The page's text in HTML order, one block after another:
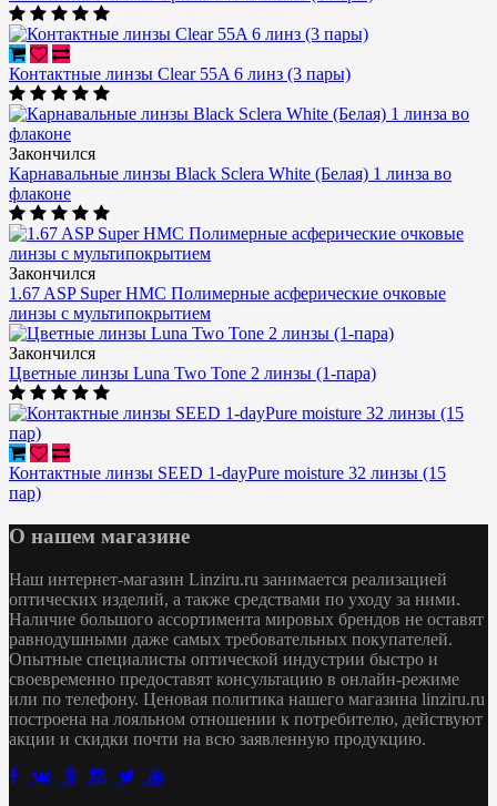
Контактные линзы Clear 55A 6 линз (3 пары)
Закончился
Карнавальные линзы Black Sclera White (Белая) 1 линза во
флаконе
Закончился
1.67 ASP Super HMC Полимерные асферические очковые
линзы с мультипокрытием
Закончился
Цветные линзы Luna Two Tone 2 линзы (1-пара)
Контактные линзы SEED 1-dayPure moisture 32 линзы (15
пар)
О нашем магазине
Наш интернет-магазин Linziru.ru занимается реализацией
оптических изделий, а также средствами по уходу за ними.
Наличие большого ассортимента мировых брендов не оставят
равнодушными даже самых требовательных покупателей.
Опытные специалисты оптической индустрии быстро и
своевременно предоставят консультацию в онлайн-режиме
или по телефону. Ценовая политика нашего магазина linziru.ru
построена на лояльном отношении к потребителю, действуют
акции и скидки почти на всю заявленную продукцию.